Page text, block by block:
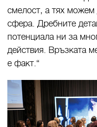
смелост, а тях можем
сфера. Дребните
потенциала ни за
действия. Връзката
е факт.“